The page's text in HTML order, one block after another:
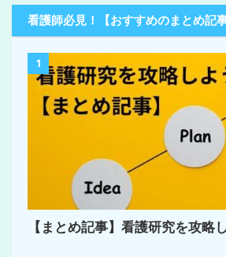
看護師必見！【おすすめのまとめ記事
1
【まとめ記事】看護研究を攻略